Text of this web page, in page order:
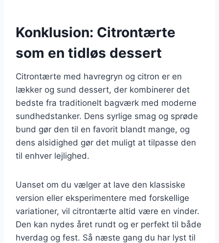
Konklusion: Citrontærte
som en tidløs dessert
Citrontærte med havregryn og citron er en
lækker og sund dessert, der kombinerer det
bedste fra traditionelt bagværk med moderne
sundhedstanker. Dens syrlige smag og sprøde
bund gør den til en favorit blandt mange, og
dens alsidighed gør det muligt at tilpasse den
til enhver lejlighed.
Uanset om du vælger at lave den klassiske
version eller eksperimentere med forskellige
variationer, vil citrontærte altid være en vinder.
Den kan nydes året rundt og er perfekt til både
hverdag og fest. Så næste gang du har lyst til